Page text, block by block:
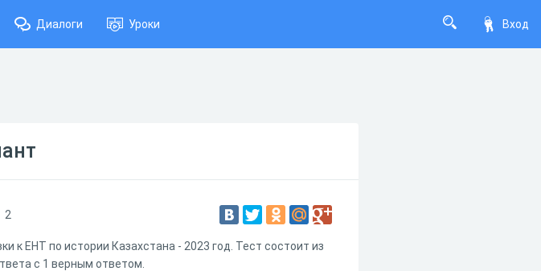
Вход
Диалоги Уроки
2
к ЕНТ по истории Казахстана - 2023 год. Тест состоит из
с 1 верным ответом.